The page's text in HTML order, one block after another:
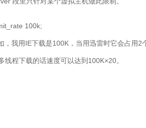
100k;
我用IE下载是100K，当用迅雷时它会占用2
程下载的话速度可以达到100K×20。